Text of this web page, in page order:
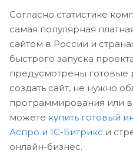
Согласно статистике
самая популярная
сайтом в России и
быстрого запуска
предусмотрены
создать сайт, не нужно
программирования или
можете купить готовый
Аспро и 1С-Битрикс и
онлайн-бизнес.